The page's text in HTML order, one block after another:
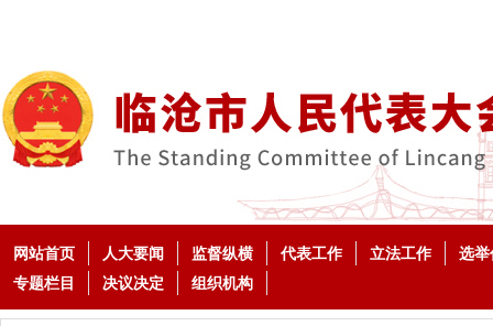
网站首页 人大要闻 监督纵横 代表工作 立法工作
选举
专题栏目
决议决定 组织机构